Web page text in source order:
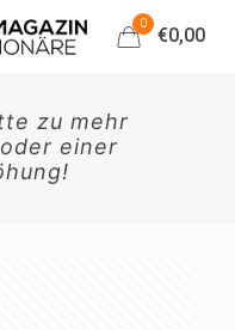
0
€0,00
zu mehr
einer